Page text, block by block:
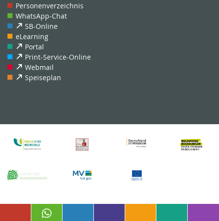
Personenverzeichnis
WhatsApp-Chat
SB-Online
eLearning
Portal
Print-Service-Online
Webmail
Speiseplan